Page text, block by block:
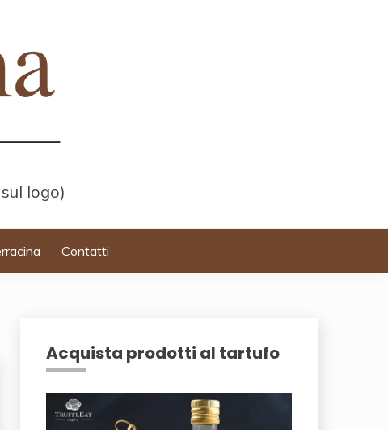
logo)
Contatti
Acquista prodotti al tartufo